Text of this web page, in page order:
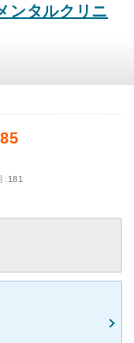
ンタルクリニ
:181